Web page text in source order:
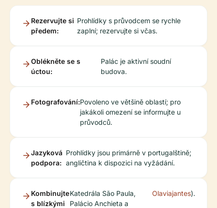
Rezervujte si
předem:
Prohlídky s průvodcem se rychle
zaplní; rezervujte si včas.
Oblékněte se s
úctou:
Palác je aktivní soudní
budova.
Fotografování:Povoleno ve většině oblastí; pro
jakákoli omezení se informujte u
průvodců.
Jazyková
podpora:
Prohlídky jsou primárně v portugalštině;
angličtina k dispozici na vyžádání.
Kombinujte
s blízkými
Katedrála São Paula,
Palácio Anchieta a
Olaviajantes).